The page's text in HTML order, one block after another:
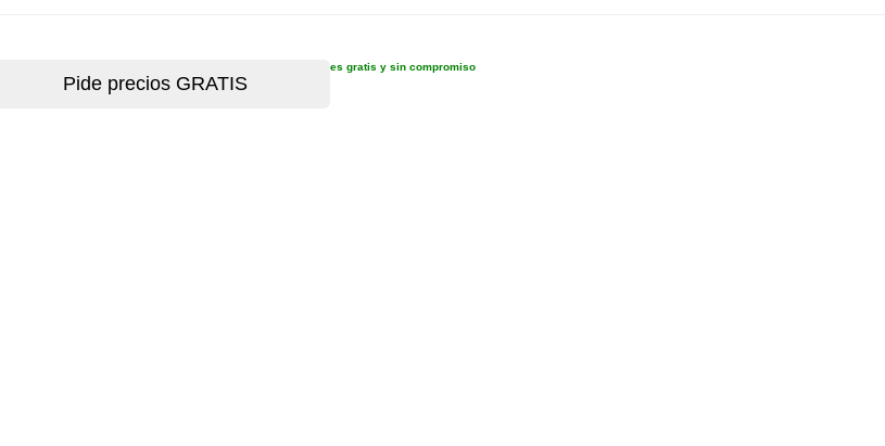
es gratis y sin compromiso